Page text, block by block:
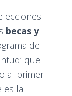
becas y
de
que
al primer
es la